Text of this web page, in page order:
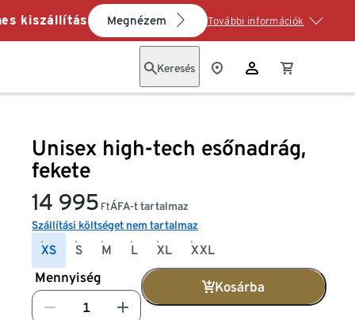
kiszállítás Megnézem További információk
Keresés
Unisex high-tech esőnadrág,
fekete
14 995 FtÁFA-t tartalmaz
Szállítási költséget nem tartalmaz
XS S M L XL XXL
Mennyiség
Kosárba